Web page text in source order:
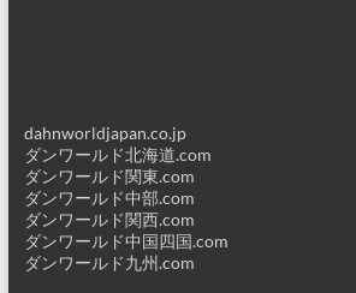
dahnworldjapan.co.jp
ダンワールド北海道.com
ダンワールド関東.com
ダンワールド中部.com
ダンワールド関西.com
ダンワールド中国四国.com
ダンワールド九州.com